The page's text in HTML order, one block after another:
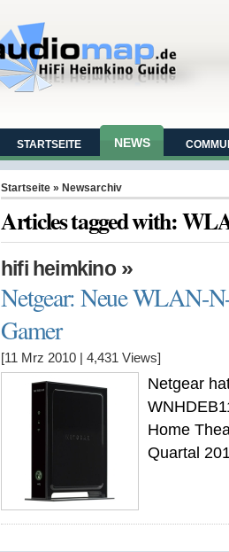
STARTSEITE NEWS
Startseite » Newsarchiv
Articles tagged with:
hifi heimkino»
Netgear: Neue WLAN-
Gamer
[11 Mrz 2010 4,431 Views]
Netgear
Home
Quartal